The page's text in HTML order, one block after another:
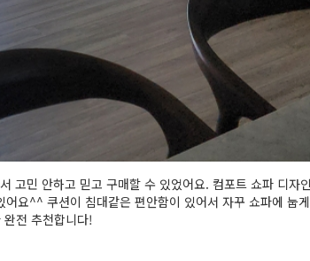
민 안하고 믿고 구매할 수 있었어요. 컴포트 쇼파 디자
요^^ 쿠션이 침대같은 편안함이 있어서 자꾸 쇼파에 눕
전 추천합니다!